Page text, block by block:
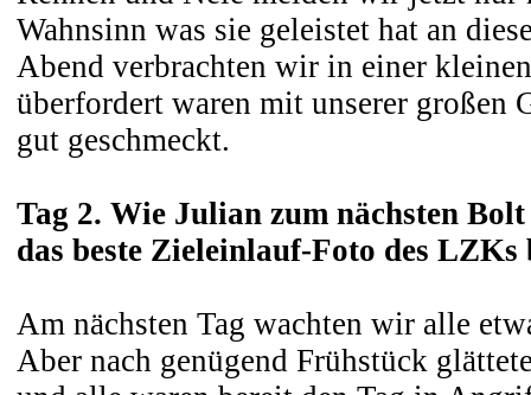
Wahnsinn was sie geleistet hat an
Abend verbrachten wir in einer
überfordert waren mit unserer großen
gut geschmeckt.
Tag 2. Wie Julian zum nächsten
das beste Zieleinlauf-Foto des LZKs
Am nächsten Tag wachten wir alle
Aber nach genügend Frühstück